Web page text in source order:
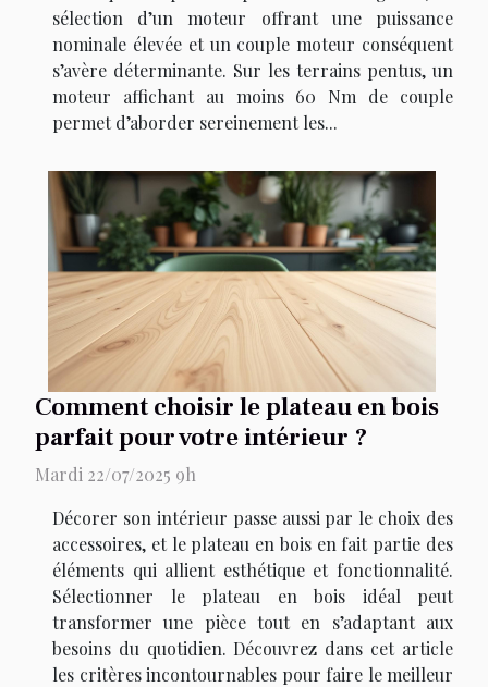
sélection d’un moteur offrant une puissance
nominale élevée et un couple moteur conséquent
s’avère déterminante. Sur les terrains pentus, un
moteur affichant au moins 60 Nm de couple
permet d’aborder sereinement les...
Comment choisir le plateau en bois
parfait pour votre intérieur ?
Mardi 22/07/2025 9h
Décorer son intérieur passe aussi par le choix des
accessoires, et le plateau en bois en fait partie des
éléments qui allient esthétique et fonctionnalité.
Sélectionner le plateau en bois idéal peut
transformer une pièce tout en s’adaptant aux
besoins du quotidien. Découvrez dans cet article
les critères incontournables pour faire le meilleur